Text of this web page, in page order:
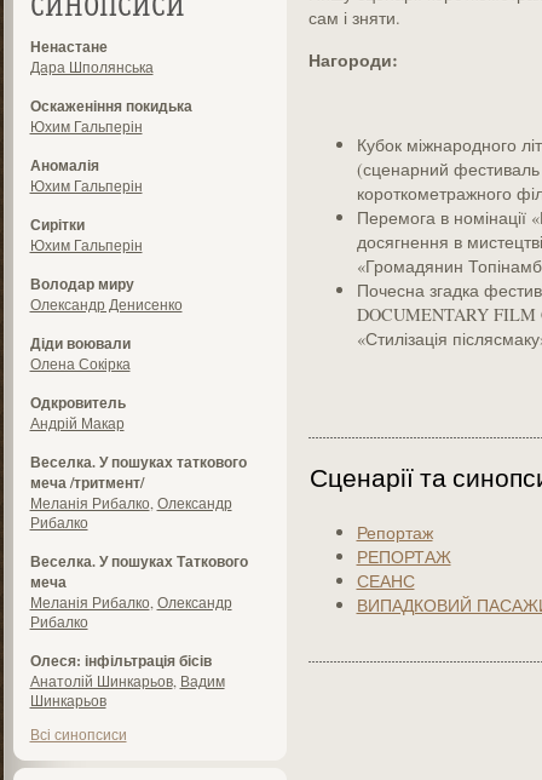
СИНОПСИСИ
Ненастане
Дара Шполянська
Оскаженіння покидька
Юхим Гальперін
Аномалія
Юхим Гальперін
Сирітки
Юхим Гальперін
Володар миру
Олександр Денисенко
Діди воювали
Олена Сокірка
Одкровитель
Андрій Макар
Веселка. У пошуках таткового
меча /тритмент/
Меланія Рибалко Олександр
Рибалко
Веселка. У пошуках Таткового
меча
Меланія Рибалко Олександр
Рибалко
Олеся: інфільтрація бісів
Анатолій Шинкарьов, Вадим
Шинкарьов
Всі синопсиси
сам і зняти.
Нагороди:
Кубок міжнародного
(сценарний фестиваль
короткометражного
Перемога в номінації
досягнення в
«Громадянин
Почесна згадка
DOCUMENTARY FILM
«Стилізація
Сценарії та
Репортаж
РЕПОРТАЖ
СЕАНС
ВИПАДКОВИЙ